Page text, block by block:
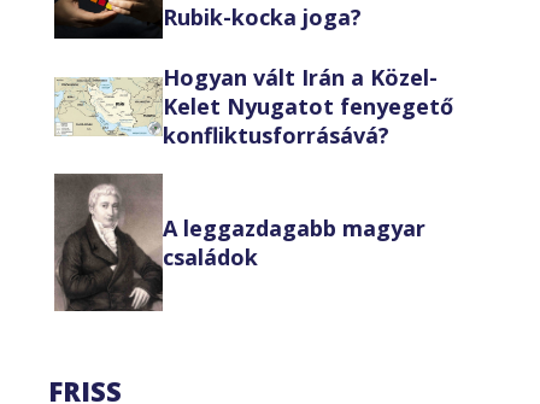
Rubik-kocka joga?
Hogyan vált Irán a Közel-
Kelet Nyugatot fenyegető
konfliktusforrásává?
A leggazdagabb magyar
családok
FRISS